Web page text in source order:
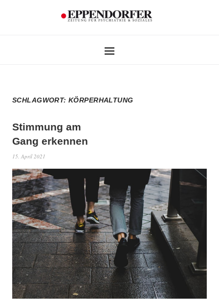
SCHLAGWORT:KÖRPERHALTUNG
Stimmung am
Gang erkennen
15. April 2021